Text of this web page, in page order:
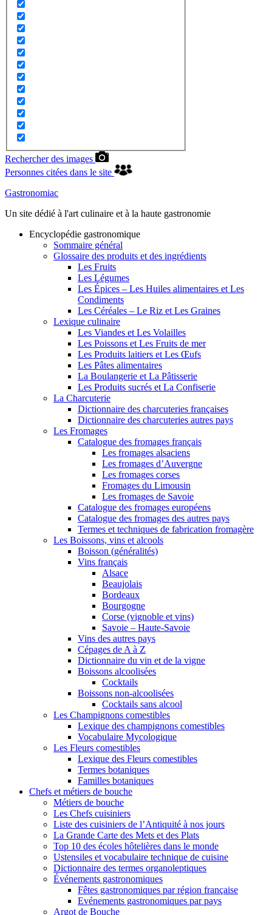
Rechercher des images
Personnes citées dans le site
Gastronomiac
Un site dédié à l'art culinaire et à la haute gastronomie
Encyclopédie gastronomique
Sommaire général
Glossaire des produits et des ingrédients
Les Fruits
Les Légumes
Les Épices – Les Huiles alimentaires et Les
Condiments
Les Céréales – Le Riz et Les Graines
Lexique culinaire
Les Viandes et Les Volailles
Les Poissons et Les Fruits de mer
Les Produits laitiers et Les Œufs
Les Pâtes alimentaires
La Boulangerie et La Pâtisserie
Les Produits sucrés et La Confiserie
La Charcuterie
Dictionnaire des charcuteries françaises
Dictionnaire des charcuteries autres pays
Les Fromages
Catalogue des fromages français
Les fromages alsaciens
Les fromages d’Auvergne
Les fromages corses
Fromages du Limousin
Les fromages de Savoie
Catalogue des fromages européens
Catalogue des fromages des autres pays
Termes et techniques de fabrication fromagère
Les Boissons, vins et alcools
Boisson (généralités)
Vins français
Alsace
Beaujolais
Bordeaux
Bourgogne
Corse (vignoble et vins)
Savoie – Haute-Savoie
Vins des autres pays
Cépages de A à Z
Dictionnaire du vin et de la vigne
Boissons alcoolisées
Cocktails
Boissons non-alcoolisées
Cocktails sans alcool
Les Champignons comestibles
Lexique des champignons comestibles
Vocabulaire Mycologique
Les Fleurs comestibles
Lexique des Fleurs comestibles
Termes botaniques
Familles botaniques
Chefs et métiers de bouche
Métiers de bouche
Les Chefs cuisiniers
Liste des cuisiniers de l’Antiquité à nos jours
La Grande Carte des Mets et des Plats
Top 10 des écoles hôtelières dans le monde
Ustensiles et vocabulaire technique de cuisine
Dictionnaire des termes organoleptiques
Événements gastronomiques
Fêtes gastronomiques par région française
Evénements gastronomiques par pays
Argot de Bouche